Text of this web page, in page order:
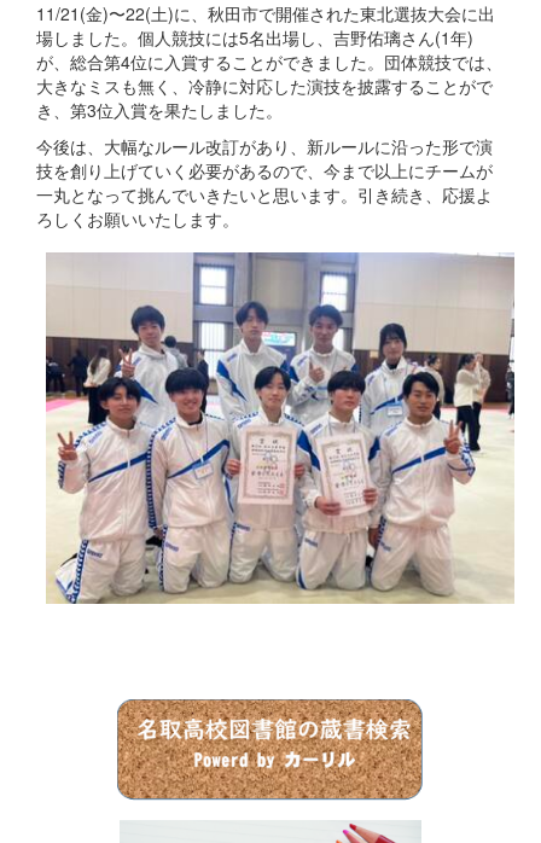
11/21(金)〜22(土)に、秋田市で開催された東北選抜大会に出
場しました。個人競技には5名出場し、吉野佑璃さん(1年)
が、総合第4位に入賞することができました。団体競技では、
大きなミスも無く、冷静に対応した演技を披露することがで
き、第3位入賞を果たしました。
今後は、大幅なルール改訂があり、新ルールに沿った形で演
技を創り上げていく必要があるので、今まで以上にチームが
一丸となって挑んでいきたいと思います。引き続き、応援よ
ろしくお願いいたします。